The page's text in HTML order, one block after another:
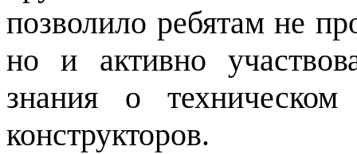
позволило ребятам не
но и активно
знания о
конструкторов.